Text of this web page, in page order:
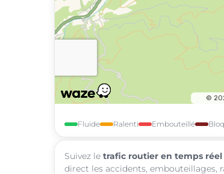
Fluide Ralenti Embouteillé
Suivez le trafic routier en temps réel
direct les accidents, embouteillages,